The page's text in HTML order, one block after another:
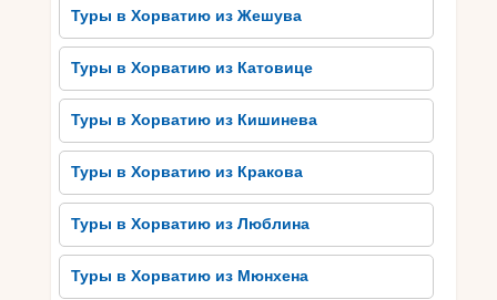
прежде чем планировать поездку, важно знать,
какое лучшее время для отдыха в этой стране.
Лето (май-сентябрь) является самым
популярным сезоном для отдыха в Хорватии.
Погода в этот период очень благоприятна для
пляжного отдыха, а также для активных видов
досуга, таких как водные виды спорта. Морская
вода становится достаточно теплой для
удобного купания и серфинга. Кроме того,
летние месяцы предлагают множество
Туры в Хорватию из Жешува
Туры в Хорватию из Катовице
Туры в Хорватию из Кишинева
Туры в Хорватию из Кракова
Туры в Хорватию из Люблина
Туры в Хорватию из Мюнхена